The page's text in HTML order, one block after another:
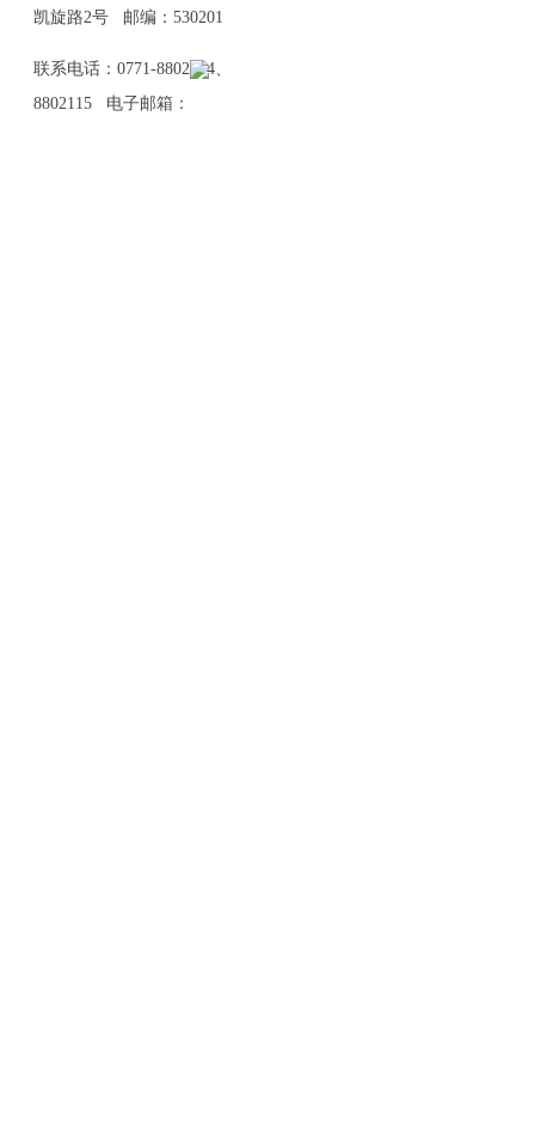
凯旋路2号 邮编：530201
联系电话：0771-8802114、
8802115 电子邮箱：